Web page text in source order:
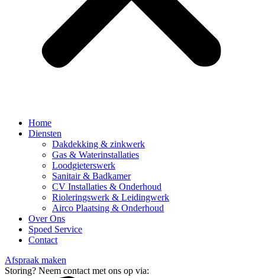
Home
Diensten
Dakdekking & zinkwerk
Gas & Waterinstallaties
Loodgieterswerk
Sanitair & Badkamer
CV Installaties & Onderhoud
Rioleringswerk & Leidingwerk
Airco Plaatsing & Onderhoud
Over Ons
Spoed Service
Contact
Afspraak maken
Storing? Neem contact met ons op via: